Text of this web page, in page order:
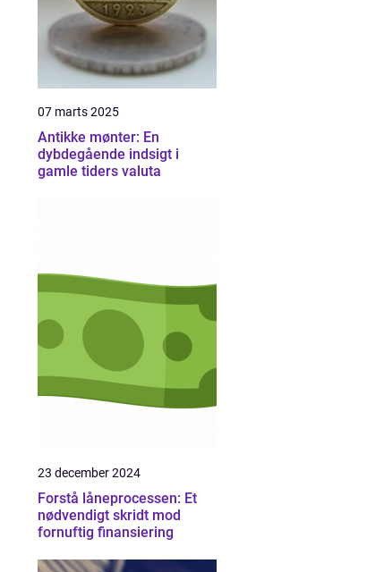
07 marts 2025
Antikke mønter: En
dybdegående indsigt i
gamle tiders valuta
23 december 2024
Forstå låneprocessen: Et
nødvendigt skridt mod
fornuftig finansiering